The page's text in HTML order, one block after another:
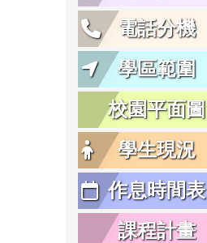
電話分機
學區範圍
校園平面圖
學生現況
作息時間表
課程計畫